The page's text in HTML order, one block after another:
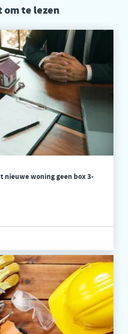
te lezen
nieuwe woning geen box 3-